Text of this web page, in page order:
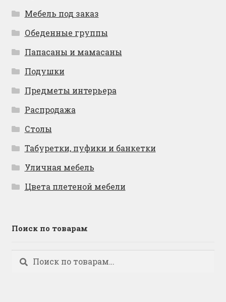
Мебель под заказ
Обеденные группы
Папасаны и мамасаны
Подушки
Предметы интерьера
Распродажа
Столы
Табуретки, пуфики и банкетки
Уличная мебель
Цвета плетеной мебели
Поиск по товарам
Искать:
Поиск